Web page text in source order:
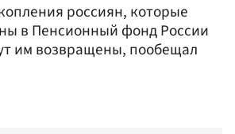
россиян, которые
в Пенсионный фонд России
им возвращены, пообещал